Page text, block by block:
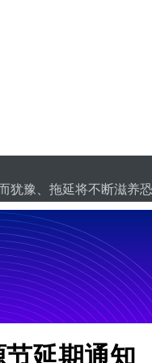
犹豫、拖延将不断滋养恐
节延期通知